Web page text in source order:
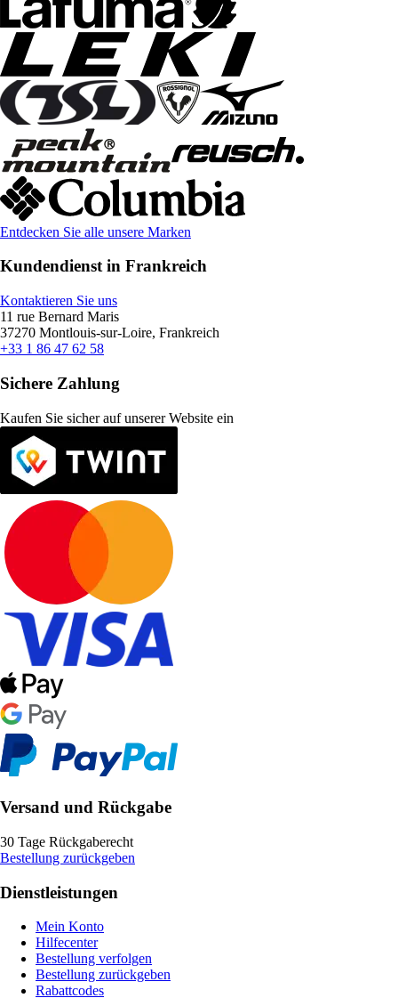
Entdecken Sie alle unsere Marken
Kundendienst in Frankreich
Kontaktieren Sie uns
11 rue Bernard Maris
37270 Montlouis-sur-Loire, Frankreich
+33 1 86 47 62 58
Sichere Zahlung
Kaufen Sie sicher auf unserer Website ein
Versand und Rückgabe
30 Tage Rückgaberecht
Bestellung zurückgeben
Dienstleistungen
Mein Konto
Hilfecenter
Bestellung verfolgen
Bestellung zurückgeben
Rabattcodes